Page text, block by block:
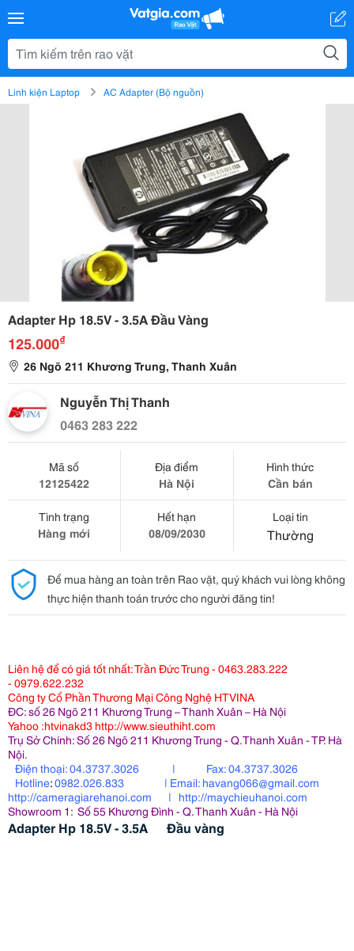
Linh kiện Laptop AC Adapter (Bộ nguồn)
Adapter Hp 18.5V - 3.5A Đầu Vàng
125.000₫
26 Ngõ 211 Khương Trung, Thanh Xuân
Nguyễn Thị Thanh
0463 283 222
Mã số
12125422
Địa điểm
Hà Nội
Hình thức
Cần bán
Tình trạng
Hàng mới
Hết hạn
08/09/2030
Loại tin
Thường
Để mua hàng an toàn trên Rao vặt, quý khách vui lòng không
thực hiện thanh toán trước cho người đăng tin!
Liên hệ để có giá tốt nhất: Trần Đức Trung - 0463.283.222
- 0979.622.232
Công ty Cổ Phần Thương Mại Công Nghệ HTVINA
ĐC: số 26 Ngõ 211 Khương Trung – Thanh Xuân – Hà Nội
Yahoo :htvinakd3 http://www.sieuthiht.com
Trụ Sở Chính: Số 26 Ngõ 211 Khương Trung - Q.Thanh Xuân - TP. Hà
Nội.
Điện thoại:04.3737.3026 | Fax:04.3737.3026
Hotline:0982.026.833 | Email: havang066@gmail.com
http://cameragiarehanoi.com | http://maychieuhanoi.com
Showroom 1: Số 55 Khương Đình - Q. Thanh Xuân - Hà Nội
Adapter Hp 18.5V - 3.5A Đầu vàng